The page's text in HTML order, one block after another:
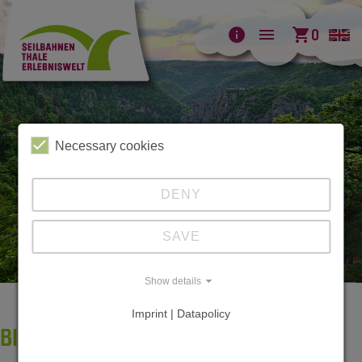
info menu shopping_cart0
BILDERGALERIE BODETAL
Necessary cookies
DENY
SAVE
Show details
Imprint | Datapolicy